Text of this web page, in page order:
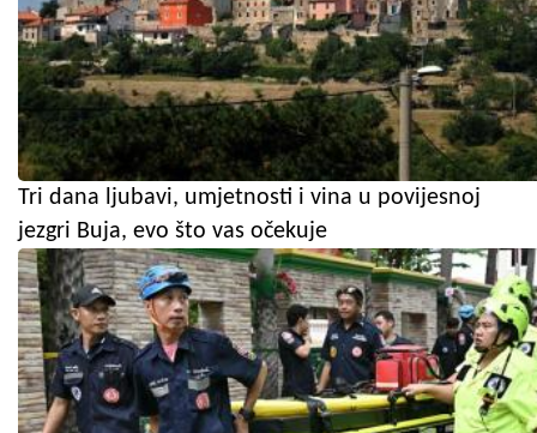
Tri dana ljubavi, umjetnosti i vina u povijesnoj
jezgri Buja, evo što vas očekuje